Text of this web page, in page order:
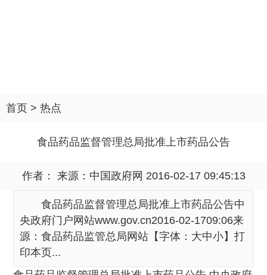
首页 > 热点
食品药品监督管理总局批准上市药品公告
作者： 来源： 中国政府网 2016-02-17 09:45:13
食品药品监督管理总局批准上市药品公告中
央政府门户网站www.gov.cn2016-02-1709:06来
源：食品药品监管总局网站【字体：大中小】打
印本页...